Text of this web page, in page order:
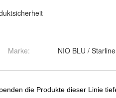
Marke: NIO BLU / Starline